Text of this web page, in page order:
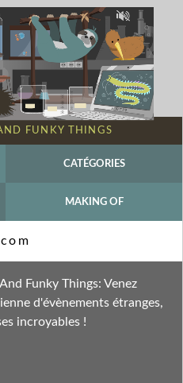
FUNKY THINGS
CATÉGORIES
MAKING OF
Funky Things: Venez
d'évènements étranges,
incroyables !